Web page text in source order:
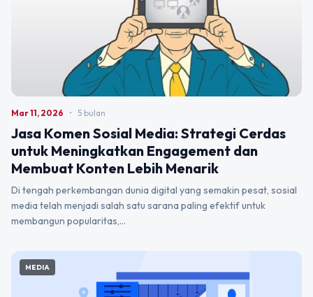
Mar 11, 2026 • 5 bulan
Jasa Komen Sosial Media: Strategi Cerdas
untuk Meningkatkan Engagement dan
Membuat Konten Lebih Menarik
Di tengah perkembangan dunia digital yang semakin pesat, sosial
media telah menjadi salah satu sarana paling efektif untuk
membangun popularitas,…
MEDIA